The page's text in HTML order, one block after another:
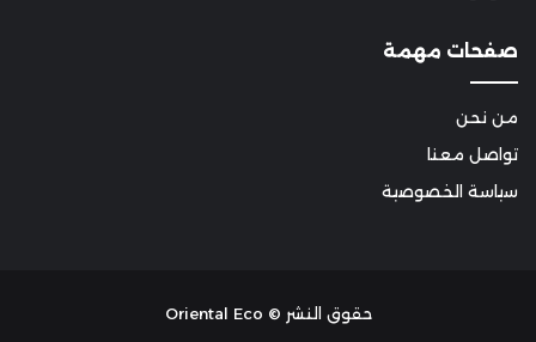
صفحات مهمة
من نحن
تواصل معنا
سياسة الخصوصية
حقوق النشر © Oriental Eco